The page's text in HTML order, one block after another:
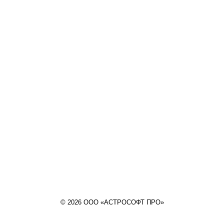
© 2026 ООО «АСТРОСОФТ ПРО»